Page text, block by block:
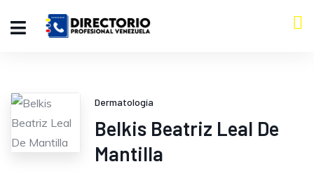
Dermatología
Belkis Beatriz Leal De
Mantilla